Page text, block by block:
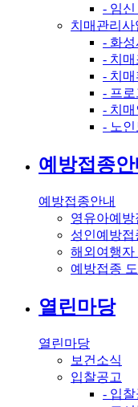
- 임
치매관리사
- 화
- 치
- 치매
- 프
- 치
- 노인
예방접종안
예방접종안내
영유아예방
성인예방접
해외여행자
예방접종 도
열린마당
열린마당
보건소식
입찰공고
- 입찰